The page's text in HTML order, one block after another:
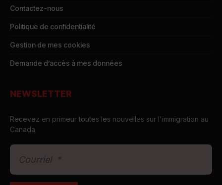
Contactez-nous
Politique de confidentialité
Gestion de mes cookies
Demande d’accès à mes données
NEWSLETTER
Recevez en primeur toutes les nouvelles sur l'immigration au
Canada